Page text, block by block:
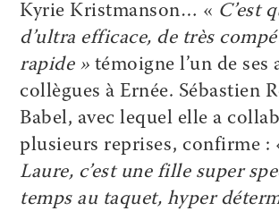
Kyrie Kristmanson… « C’est
d’ultra efficace, de très
rapide » témoigne l’un de ses
collègues à Ernée. Sébastien
Babel, avec lequel elle a
plusieurs reprises, confirme :
Laure, c’est une fille super
temps au taquet, hyper